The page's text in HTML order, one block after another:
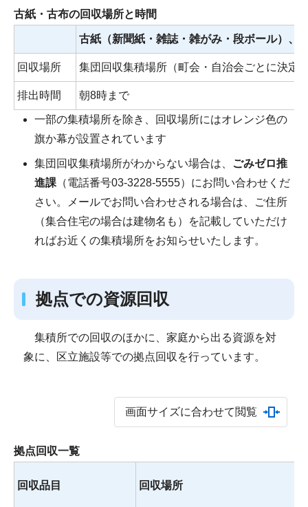
古紙・古布の回収場所と時間
古紙（新聞紙・雑誌・雑がみ・段ボール）、
回収場所 集団回収集積場所（町会・自治会ごとに決定
排出時間 朝8時まで
一部の集積場所を除き、回収場所にはオレンジ色の
旗か幕が設置されています
集団回収集積場所がわからない場合は、
ごみゼロ推
進課 （電話番号03-3228-5555）にお問い合わせくだ
さい。メールでお問い合わせされる場合は、ご住所
（集合住宅の場合は建物名も）を記載していただけ
ればお近くの集積場所をお知らせいたします。
拠点での資源回収
集積所での回収のほかに、家庭から出る資源を対
象に、区立施設等での拠点回収を行っています。
画面サイズに合わせて閲覧
拠点回収一覧
回収品目 回収場所